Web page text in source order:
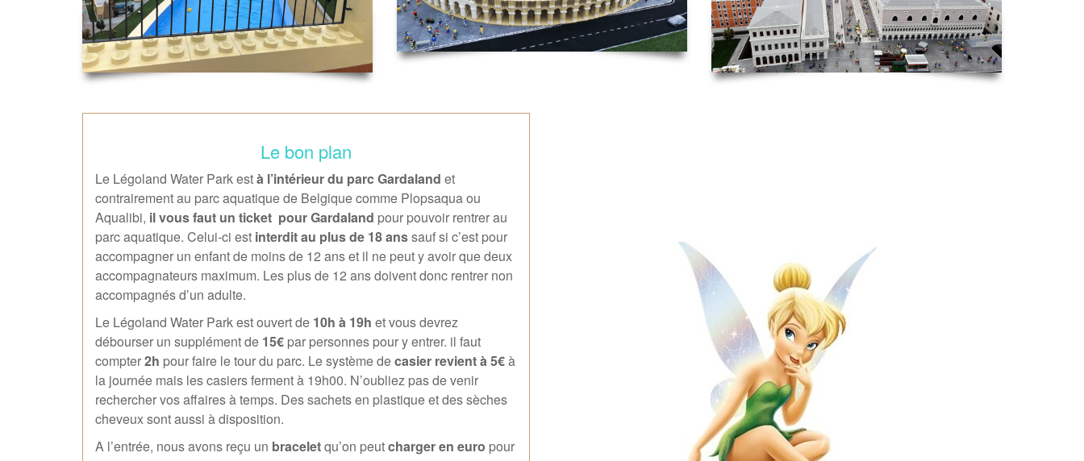
Le bon plan
Le Légoland Water Park està l’intérieur du parc Gardaland et
contrairement au parc aquatique de Belgique comme Plopsaqua ou
Aqualibi, il vous faut un ticket pour Gardaland pour pouvoir rentrer au
parc aquatique. Celui-ci est interdit au plus de 18 anssauf si c’est pour
accompagner un enfant de moins de 12 ans et il ne peut y avoir que deux
accompagnateurs maximum. Les plus de 12 ans doivent donc rentrer non
accompagnés d’un adulte.
Le Légoland Water Park est ouvert de 10h à 19h et vous devrez
débourser un supplément de 15€ par personnes pour y entrer. il faut
compter2h pour faire le tour du parc. Le système decasier revient à 5€à
la journée mais les casiers ferment à 19h00. N’oubliez pas de venir
rechercher vos affaires à temps. Des sachets en plastique et des sèches
cheveux sont aussi à disposition.
A l’entrée, nous avons reçu un braceletqu’on peutcharger en euro pour